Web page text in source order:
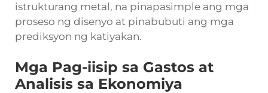
istrukturang metal, na pinapasimple ang mga
proseso ng disenyo at pinabubuti ang mga
prediksyon ng katiyakan.
Mga Pag-iisip sa Gastos at
Analisis sa Ekonomiya